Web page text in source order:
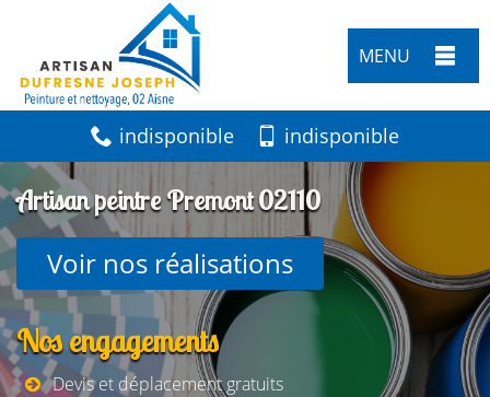
MENU
indisponible indisponible
Artisan peintre Premont 02110
Voir nos réalisations
Nos engagements
Devis et déplacement gratuits